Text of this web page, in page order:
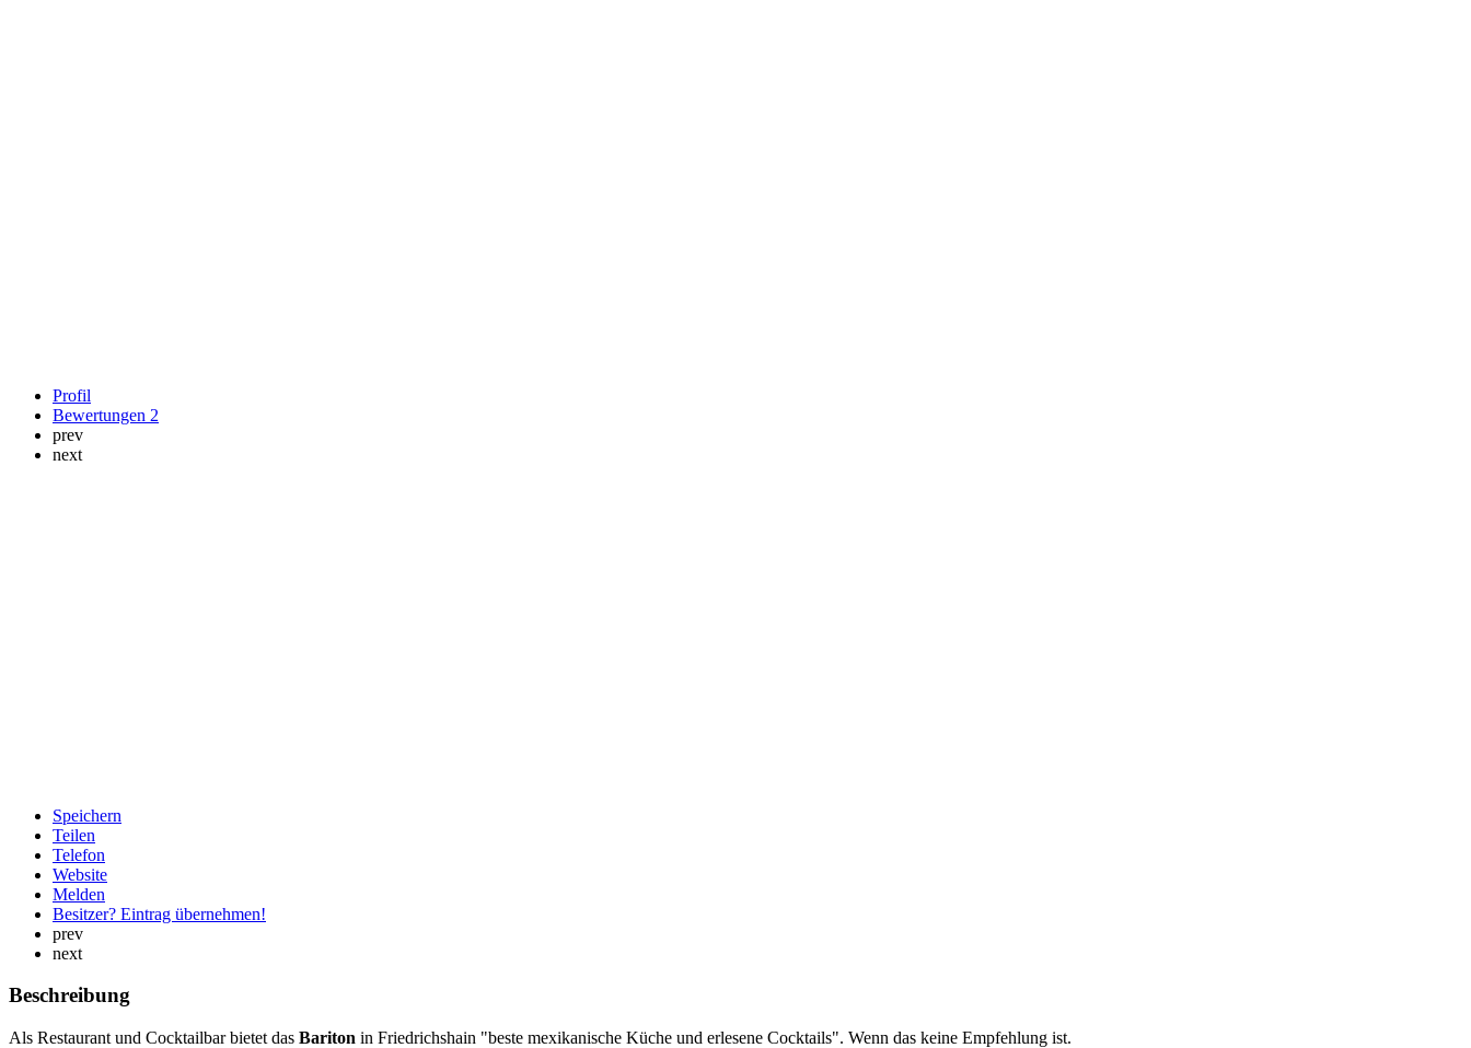
Profil
Bewertungen 2
prev
next
Speichern
Teilen
Telefon
Website
Melden
Besitzer? Eintrag übernehmen!
prev
next
Beschreibung
Als Restaurant und Cocktailbar bietet das Bariton in Friedrichshain "beste mexikanische Küche und erlesene Cocktails". Wenn das keine Empfehlung ist.